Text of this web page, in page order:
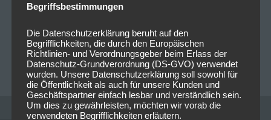
2020
Bericht und Bilder: Michaela Mayer
Begriffsbestimmungen
Die Datenschutzerklärung beruht auf den
Begrifflichkeiten, die durch den Europäischen
Richtlinien- und Verordnungsgeber beim Erlass der
Datenschutz-Grundverordnung (DS-GVO) verwendet
wurden. Unsere Datenschutzerklärung soll sowohl für
die Öffentlichkeit als auch für unsere Kunden und
Geschäftspartner einfach lesbar und verständlich sein.
Um dies zu gewährleisten, möchten wir vorab die
verwendeten Begrifflichkeiten erläutern.